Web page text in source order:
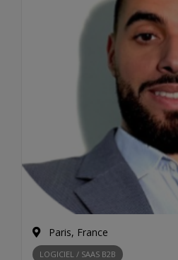
Paris, France
LOGICIEL / SAAS B2B